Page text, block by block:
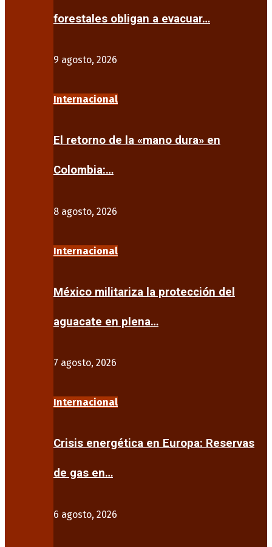
forestales obligan a evacuar…
9 agosto, 2026
Internacional
El retorno de la «mano dura» en
Colombia:…
8 agosto, 2026
Internacional
México militariza la protección del
aguacate en plena…
7 agosto, 2026
Internacional
Crisis energética en Europa: Reservas
de gas en…
6 agosto, 2026